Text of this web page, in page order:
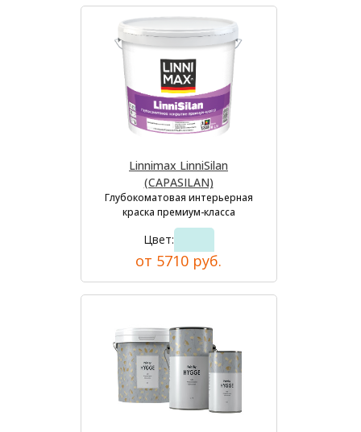
Linnimax LinniSilan
(CAPASILAN)
Глубокоматовая интерьерная
краска премиум-класса
Цвет:
от 5710 руб.